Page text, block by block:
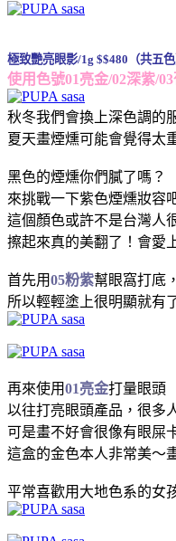
極致艷亮眼影/1g $$480（共五色
使用色號01亮金/02深紫/
秋冬我們會換上深色調的
夏天畫煙燻可能會覺得太
黑色的煙燻你們膩了嗎？
來挑戰一下紫色煙燻妝容
這個顏色或許不是台灣人
擦起來真的美翻了！會愛
首先用05粉紫幫眼窩打底
所以輕輕塗上很明顯就有
再來使用01亮金打量眼頭
以往打亮眼頭產品，很多
可是畫不好會很像有眼屎
這盒的金色本人非常美～
平常喜歡用大地色系的女